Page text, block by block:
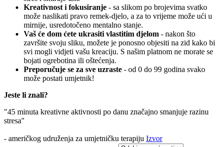
Kreativnost i fokusiranje - sa slikom po brojevima svatko
može naslikati pravo remek-djelo, a za to vrijeme može ući u
mirnije, usredotočeno mentalno stanje.
Vaš će dom ćete ukrasiti vlastitim djelom - nakon što
završite svoju sliku, možete je ponosno objesiti na zid kako bi
svi mogli vidjeti vašu kreaciju. S našim platnom ne morate se
bojati ogrebotina ili oštećenja.
Preporučuje se za sve uzraste - od 0 do 99 godina svako
može postati umjetnik!
Jeste li znali?
"45 minuta kreativne aktivnosti po danu značajno smanjuje razinu
stresa"
- američkog udruženja za umjetničku terapiju Izvor